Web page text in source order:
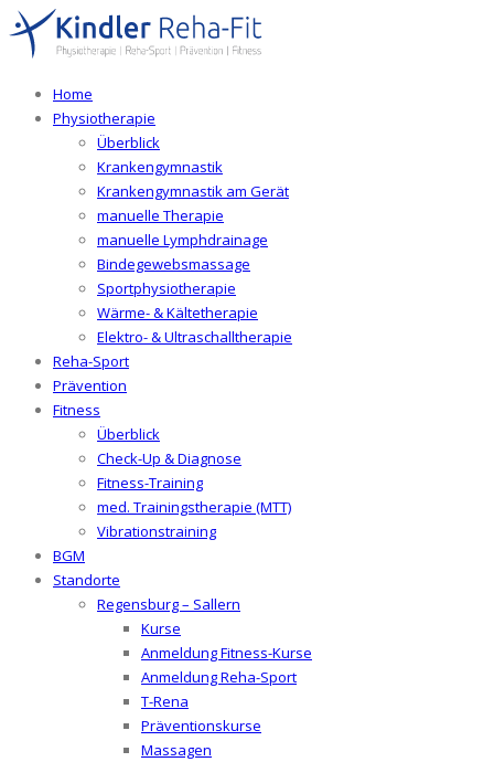
Home
Physiotherapie
Überblick
Krankengymnastik
Krankengymnastik am Gerät
manuelle Therapie
manuelle Lymphdrainage
Bindegewebsmassage
Sportphysiotherapie
Wärme- & Kältetherapie
Elektro- & Ultraschalltherapie
Reha-Sport
Prävention
Fitness
Überblick
Check-Up & Diagnose
Fitness-Training
med. Trainingstherapie (MTT)
Vibrationstraining
BGM
Standorte
Regensburg – Sallern
Kurse
Anmeldung Fitness-Kurse
Anmeldung Reha-Sport
T-Rena
Präventionskurse
Massagen